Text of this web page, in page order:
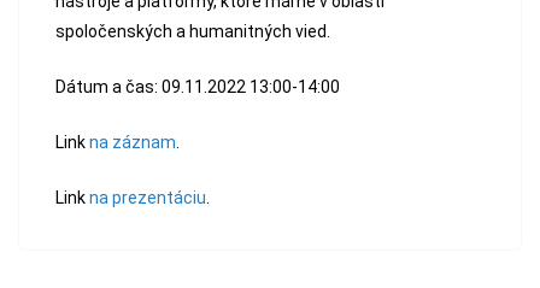
spoločenských a humanitných vied.
Dátum a čas: 09.11.2022 13:00-14:00
Linkna záznam.
Linkna prezentáciu.